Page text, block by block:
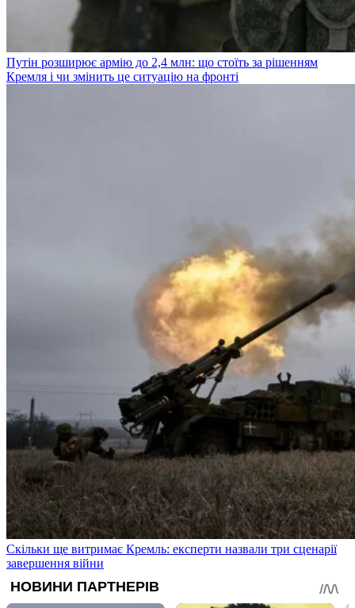
Путін розширює армію до 2,4 млн: що стоїть за рішенням
Кремля і чи змінить це ситуацію на фронті
Скільки ще витримає Кремль: експерти назвали три сценарії
завершення війни